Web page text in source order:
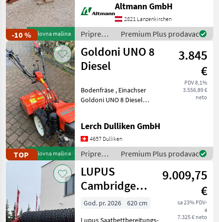
-10 % Polovna mašina
Podložno greškama,
propustima i prethodnoj
prodaji. Tip raonika: ,
Nošena tanjurača, Šasija/
ram, :
Altmann GmbH
2821 Lanzenkirchen
Priprema/
obrada tla
(plugovi,
kultivatori,
tanjurače
Sonstige
Premium Plus prodavac
TOP Polovna mašina
Goldoni UNO 8
Diesel
3.845
€
PDV 8,1%
3.556,89 €
neto
Bodenfräse , Einachser
Goldoni UNO 8 Diesel
Dieselmotor Bodenfräse
55cm sehr Guter Zustand
Priprema/ obrad
Lerch Dulliken GmbH
4657 Dulliken
Priprema/
obrada tla
(plugovi,
kultivatori,
tanjurače
i dr.) /
Premium Plus prodavac
LUPUS
Cambridge
Ackerwalze 6,2
m / Sowing
9.009,75
€
sa 23% PDV-
a
7.325 € neto
God. pr. 2026
620 cm
Lupus Saatbettbereitungs-